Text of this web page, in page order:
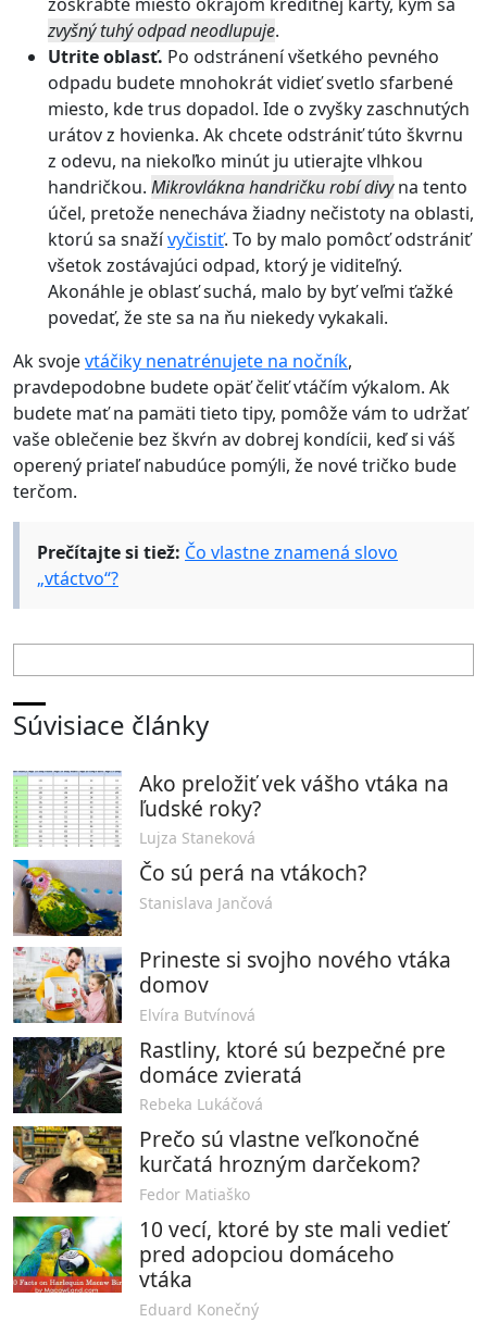
zvyšný tuhý odpad neodlupuje.
Utrite oblasť. Po odstránení všetkého pevného
odpadu budete mnohokrát vidieť svetlo sfarbené
miesto, kde trus dopadol. Ide o zvyšky zaschnutých
urátov z hovienka. Ak chcete odstrániť túto škvrnu
z odevu, na niekoľko minút ju utierajte vlhkou
handričkou. Mikrovlákna handričku robí divyna tento
účel, pretože nenecháva žiadny nečistoty na oblasti,
ktorú sa snažívyčistiť. To by malo pomôcť odstrániť
všetok zostávajúci odpad, ktorý je viditeľný.
Akonáhle je oblasť suchá, malo by byť veľmi ťažké
povedať, že ste sa na ňu niekedy vykakali.
Ak svojevtáčiky nenatrénujete na nočník,
pravdepodobne budete opäť čeliť vtáčím výkalom. Ak
budete mať na pamäti tieto tipy, pomôže vám to udržať
vaše oblečenie bez škvŕn av dobrej kondícii, keď si váš
operený priateľ nabudúce pomýli, že nové tričko bude
terčom.
Prečítajte si tiež: Čo vlastne znamená slovo
„vtáctvo“?
Súvisiace články
Ako preložiť vek vášho vtáka na
ľudské roky?
Lujza Staneková
Čo sú perá na vtákoch?
Stanislava Jančová
Prineste si svojho nového vtáka
domov
Elvíra Butvínová
Rastliny, ktoré sú bezpečné pre
domáce zvieratá
Rebeka Lukáčová
Prečo sú vlastne veľkonočné
kurčatá hrozným darčekom?
Fedor Matiaško
10 vecí, ktoré by ste mali vedieť
pred adopciou domáceho
vtáka
Eduard Konečný